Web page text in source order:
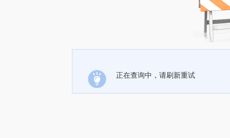
正在查询中，请刷新重试